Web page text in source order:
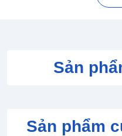
Công nghệ ProPLAY
-
Sản
Sản phẩm